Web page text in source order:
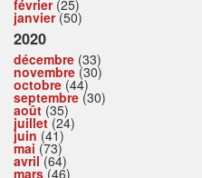
février(25)
janvier(50)
2020
décembre (33)
novembre (30)
octobre (44)
septembre (30)
août (35)
juillet(24)
juin (41)
mai (73)
avril(64)
mars(46)